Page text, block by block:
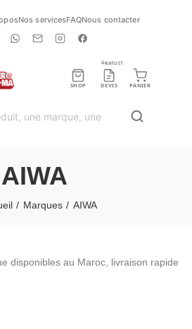
Nos servicesFAQNous contacter
SHOP DEVIS
GRATUIT
PANIER
AIWA
Marques AIWA
disponibles au Maroc, livraison rapide